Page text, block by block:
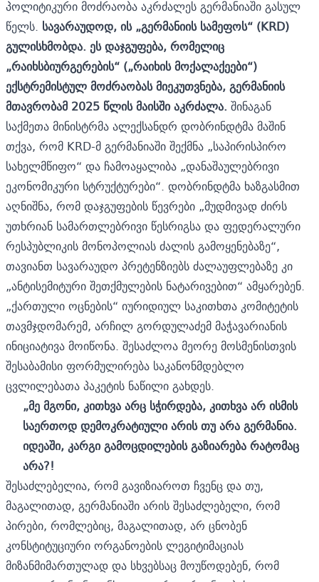
პოლიტიკური მოძრაობა აკრძალეს გერმანიაში გასულ
წელს. სავარაუდოდ, ის „გერმანიის სამეფოს“ (KRD)
გულისხმობდა. ეს დაჯგუფება, რომელიც
„რაიხსბიურგერების“ („რაიხის მოქალაქეები“)
ექსტრემისტულ მოძრაობას მიეკუთვნება, გერმანიის
მთავრობამ 2025 წლის მაისში აკრძალა. შინაგან
საქმეთა მინისტრმა ალექსანდრ დობრინდტმა მაშინ
თქვა, რომ KRD-მ გერმანიაში შექმნა „საპირისპირო
სახელმწიფო“ და ჩამოაყალიბა „დანაშაულებრივი
ეკონომიკური სტრუქტურები“. დობრინდტმა ხაზგასმით
აღნიშნა, რომ დაჯგუფების წევრები „მუდმივად ძირს
უთხრიან სამართლებრივი წესრიგსა და ფედერალური
რესპუბლიკის მონოპოლიას ძალის გამოყენებაზე“,
თავიანთ სავარაუდო პრეტენზიებს ძალაუფლებაზე კი
„ანტისემიტური შეთქმულების ნატარივებით“ ამყარებენ.
„ქართული ოცნების“ იურიდიულ საკითხთა კომიტეტის
თავმჯდომარემ, არჩილ გორდულაძემ მაჭავარიანის
ინიციატივა მოიწონა. შესაძლოა მეორე მოსმენისთვის
შესაბამისი ფორმულირება საკანონმდებლო
ცვლილებათა პაკეტის ნაწილი გახდეს.
„მე მგონი, კითხვა არც სჭირდება, კითხვა არ ისმის
საერთოდ დემოკრატიული არის თუ არა გერმანია.
იდეაში, კარგი გამოცდილების გაზიარება რატომაც
არა?!
შესაძლებელია, რომ გავიზიაროთ ჩვენც და თუ,
მაგალითად, გერმანიაში არის შესაძლებელი, რომ
პირები, რომლებიც, მაგალითად, არ ცნობენ
კონსტიტუციური ორგანოების ლეგიტიმაციას
მიზანმიმართულად და სხვებსაც მოუწოდებენ, რომ